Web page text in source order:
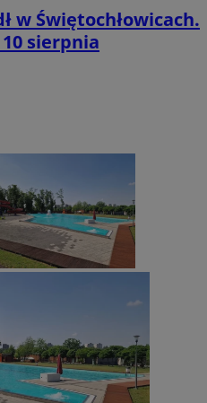
w Świętochłowicach.
sierpnia